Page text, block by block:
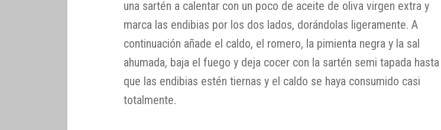
una sartén a calentar con un poco de aceite de oliva virgen extra y
marca las endibias por los dos lados, dorándolas ligeramente. A
continuación añade el caldo, el romero, la pimienta negra y la sal
ahumada, baja el fuego y deja cocer con la sartén semi tapada hasta
que las endibias estén tiernas y el caldo se haya consumido casi
totalmente.